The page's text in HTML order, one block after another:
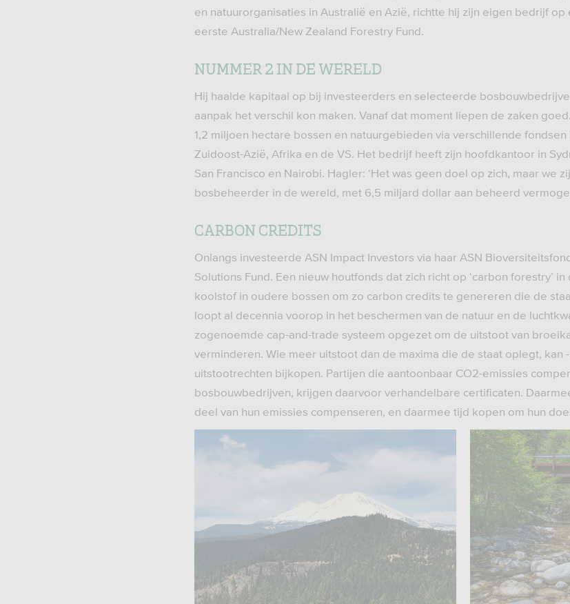
en natuurorganisaties in Australië en Azië, richtte hij zijn eigen bedrijf op
eerste Australia/New Zealand Forestry Fund.
NUMMER 2 IN DE WERELD
Hij haalde kapitaal op bij investeerders en selecteerde
aanpak het verschil kon maken. Vanaf dat moment liepen de zaken
1,2 miljoen hectare bossen en natuurgebieden via verschillende
Zuidoost-Azië, Afrika en de VS. Het bedrijf heeft zijn hoofdkantoor in
San Francisco en Nairobi. Hagler: ‘Het was geen doel op zich, maar we
bosbeheerder in de wereld, met 6,5 miljard dollar aan beheerd
CARBON CREDITS
Onlangs investeerde ASN Impact Investors via haar ASN
Solutions Fund. Een nieuw houtfonds dat zich richt op ‘carbon forestry’
koolstof in oudere bossen om zo carbon credits te genereren die de
loopt al decennia voorop in het beschermen van de natuur en de
zogenoemde cap-and-trade systeem opgezet om de uitstoot van
verminderen. Wie meer uitstoot dan de maxima die de staat oplegt, kan
uitstootrechten bijkopen. Partijen die aantoonbaar CO2-emissies
bosbouwbedrijven, krijgen daarvoor verhandelbare certificaten.
deel van hun emissies compenseren, en daarmee tijd kopen om hun